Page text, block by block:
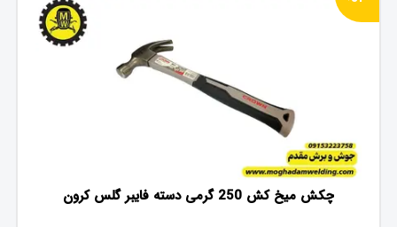
چکش میخ کش 250 گرمی دسته فایبر گلس کرون